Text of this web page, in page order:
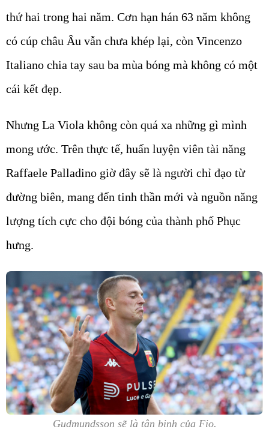
thứ hai trong hai năm. Cơn hạn hán 63 năm không
có cúp châu Âu vẫn chưa khép lại, còn Vincenzo
Italiano chia tay sau ba mùa bóng mà không có một
cái kết đẹp.
Nhưng La Viola không còn quá xa những gì mình
mong ước. Trên thực tế, huấn luyện viên tài năng
Raffaele Palladino giờ đây sẽ là người chỉ đạo từ
đường biên, mang đến tinh thần mới và nguồn năng
lượng tích cực cho đội bóng của thành phố Phục
hưng.
Gudmundsson sẽ là tân binh của Fio.